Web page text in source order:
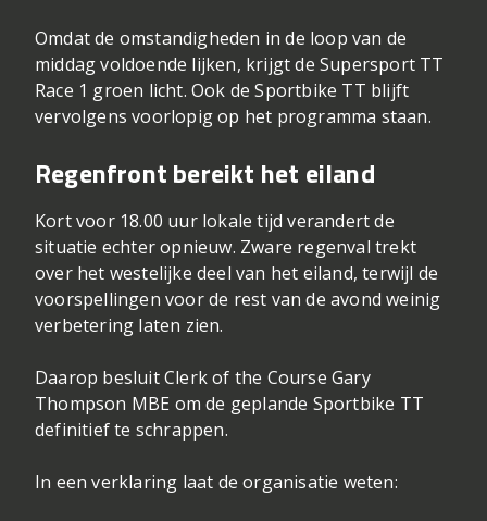
Omdat de omstandigheden in de loop van de
middag voldoende lijken, krijgt de Supersport TT
Race 1 groen licht. Ook de Sportbike TT blijft
vervolgens voorlopig op het programma staan.
Regenfront bereikt het eiland
Kort voor 18.00 uur lokale tijd verandert de
situatie echter opnieuw. Zware regenval trekt
over het westelijke deel van het eiland, terwijl de
voorspellingen voor de rest van de avond weinig
verbetering laten zien.
Daarop besluit Clerk of the Course Gary
Thompson MBE om de geplande Sportbike TT
definitief te schrappen.
In een verklaring laat de organisatie weten: